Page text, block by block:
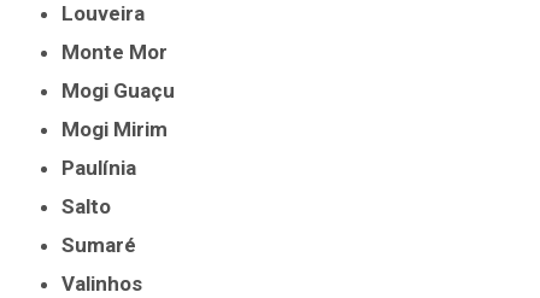
Louveira
Monte Mor
Mogi Guaçu
Mogi Mirim
Paulínia
Salto
Sumaré
Valinhos